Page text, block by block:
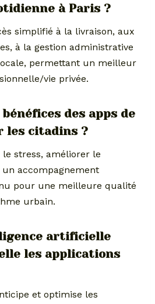
à Paris ?
simplifié à la livraison, aux
à la gestion administrative
permettant un meilleur
vie privée.
des apps de
les citadins ?
stress, améliorer le
accompagnement
pour une meilleure qualité
urbain.
artificielle
les applications
et optimise les